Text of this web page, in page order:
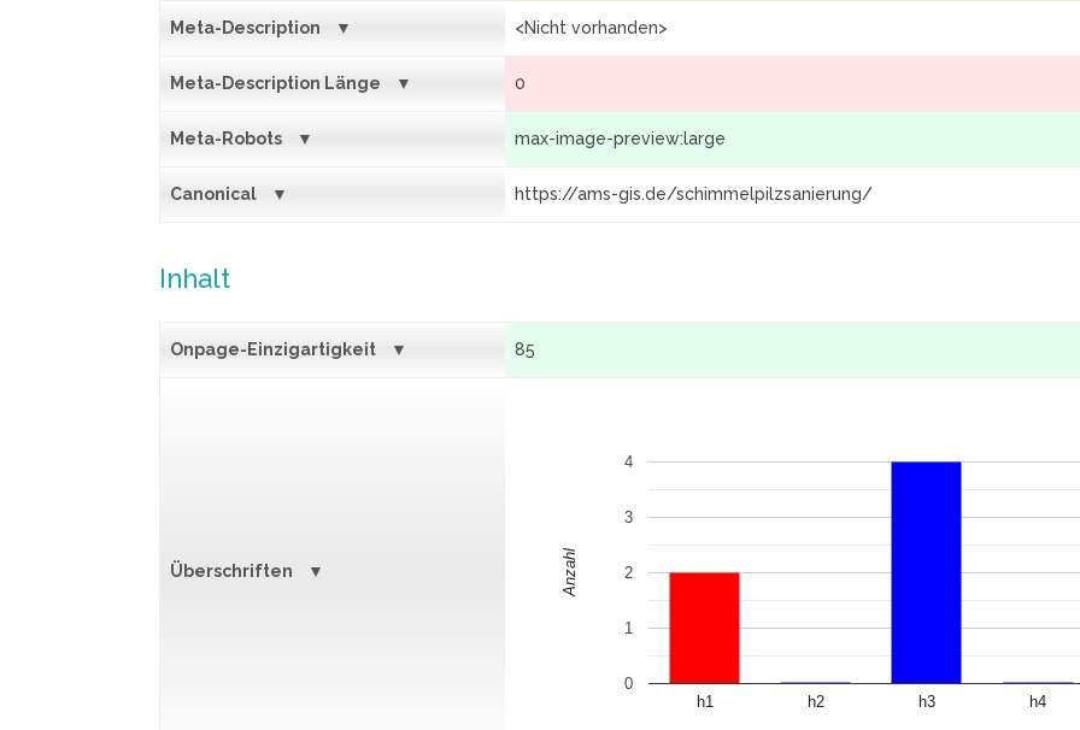
Meta-Description <Nicht vorhanden>
Meta-Description Länge 0
Meta-Robots max-image-preview:large
Canonical https://ams-gis.de/schimmelpilzsanierung/
Inhalt
Onpage-Einzigartigkeit 85
Überschriften
h1 h2 h3 h4
0
1
2
3
4
Anzahl